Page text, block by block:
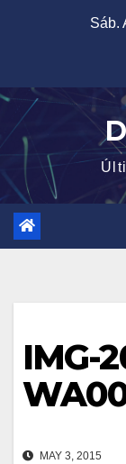
Sáb.
IMG-
MAY 3, 2015